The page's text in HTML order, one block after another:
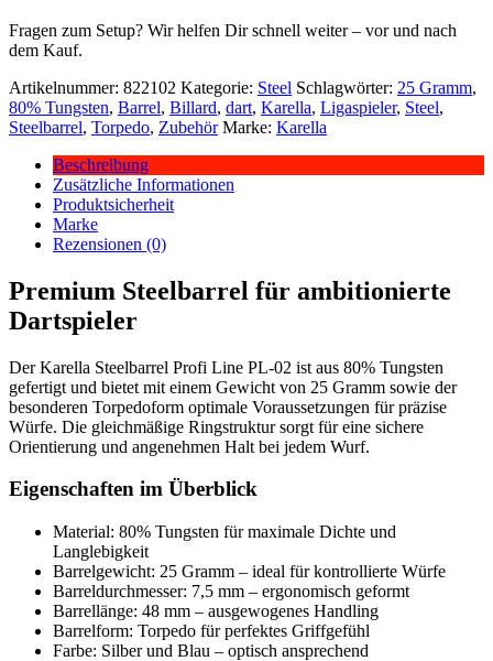
Fragen zum Setup? Wir helfen Dir schnell weiter – vor und nach
dem Kauf.
Artikelnummer: 822102 Kategorie: Steel Schlagwörter: 25 Gramm,
80% Tungsten, Barrel, Billard, dart, Karella, Ligaspieler, Steel,
Steelbarrel, Torpedo, Zubehör Marke: Karella
Beschreibung
Zusätzliche Informationen
Produktsicherheit
Marke
Rezensionen (0)
Premium Steelbarrel für ambitionierte
Dartspieler
Der Karella Steelbarrel Profi Line PL-02 ist aus 80% Tungsten
gefertigt und bietet mit einem Gewicht von 25 Gramm sowie der
besonderen Torpedoform optimale Voraussetzungen für präzise
Würfe. Die gleichmäßige Ringstruktur sorgt für eine sichere
Orientierung und angenehmen Halt bei jedem Wurf.
Eigenschaften im Überblick
Material: 80% Tungsten für maximale Dichte und
Langlebigkeit
Barrelgewicht: 25 Gramm – ideal für kontrollierte Würfe
Barreldurchmesser: 7,5 mm – ergonomisch geformt
Barrellänge: 48 mm – ausgewogenes Handling
Barrelform: Torpedo für perfektes Griffgefühl
Farbe: Silber und Blau – optisch ansprechend